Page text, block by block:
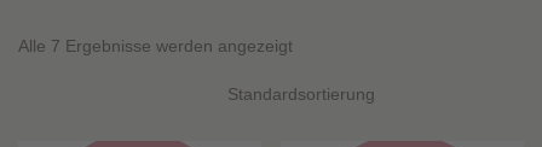
Webinare
Alle 7 Ergebnisse werden angezeigt